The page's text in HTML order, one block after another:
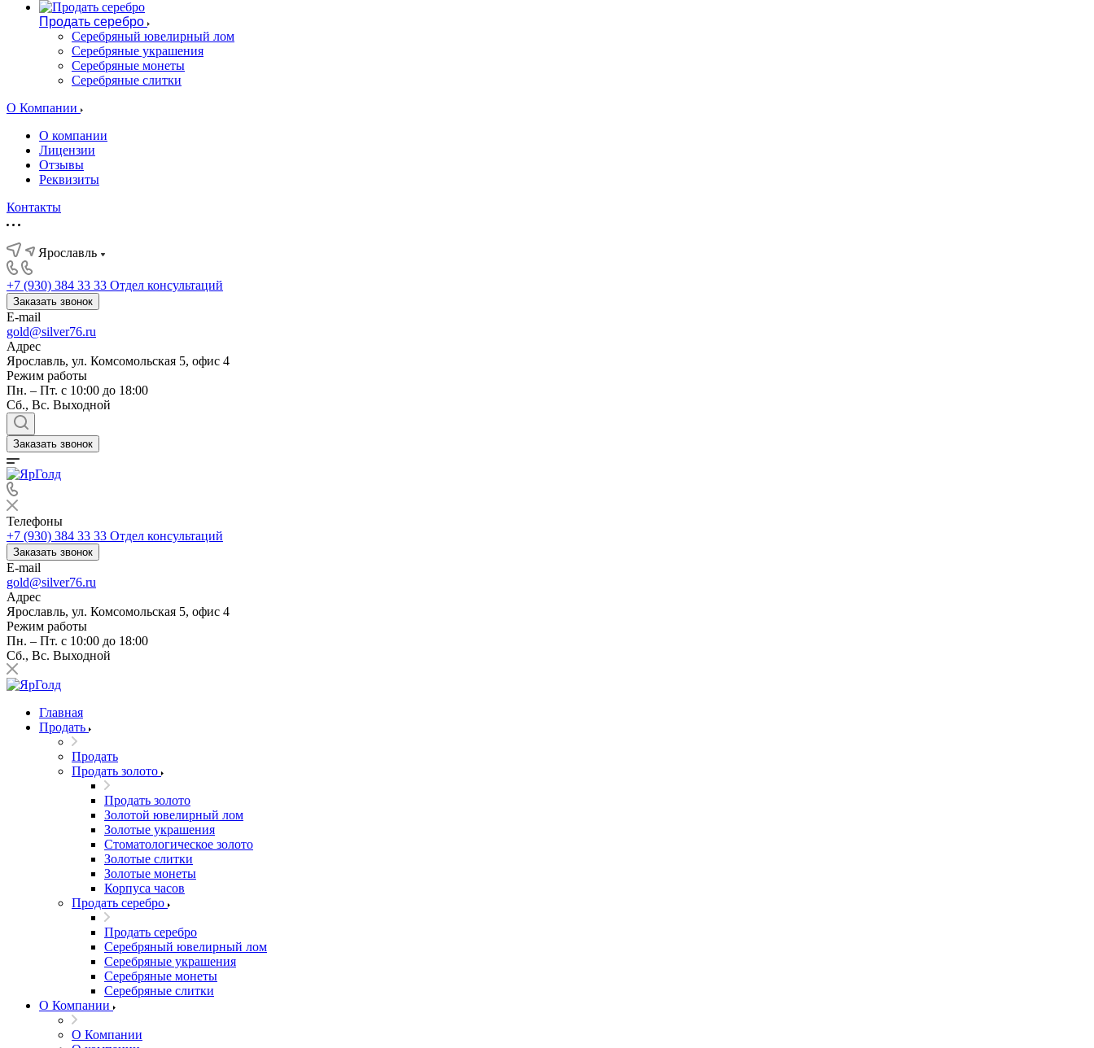
Продать серебро
Серебряный ювелирный лом
Серебряные украшения
Серебряные монеты
Серебряные слитки
О Компании
О компании
Лицензии
Отзывы
Реквизиты
Контакты
Ярославль
+7 (930) 384 33 33 Отдел консультаций
Заказать звонок
E-mail
gold@silver76.ru
Адрес
Ярославль, ул. Комсомольская 5, офис 4
Режим работы
Пн. – Пт. с 10:00 до 18:00
Сб., Вс. Выходной
Заказать звонок
Телефоны
+7 (930) 384 33 33 Отдел консультаций
Заказать звонок
E-mail
gold@silver76.ru
Адрес
Ярославль, ул. Комсомольская 5, офис 4
Режим работы
Пн. – Пт. с 10:00 до 18:00
Сб., Вс. Выходной
Главная
Продать
Продать
Продать золото
Продать золото
Золотой ювелирный лом
Золотые украшения
Стоматологическое золото
Золотые слитки
Золотые монеты
Корпуса часов
Продать серебро
Продать серебро
Серебряный ювелирный лом
Серебряные украшения
Серебряные монеты
Серебряные слитки
О Компании
О Компании